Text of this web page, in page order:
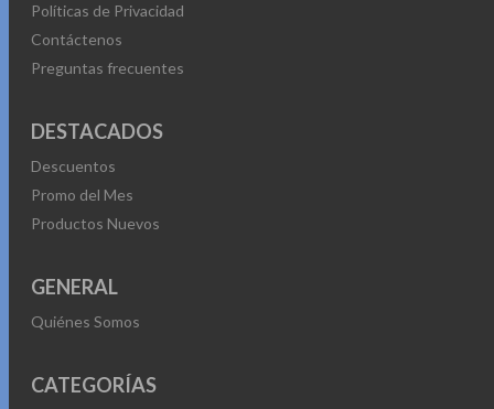
Políticas de Privacidad
Contáctenos
Preguntas frecuentes
DESTACADOS
Descuentos
Promo del Mes
Productos Nuevos
GENERAL
Quiénes Somos
CATEGORÍAS